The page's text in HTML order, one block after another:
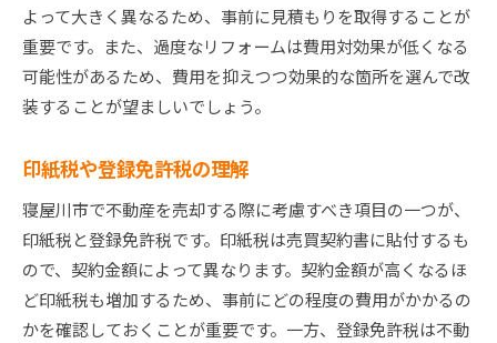
よって大きく異なるため、事前に見積もりを取得することが
重要です。また、過度なリフォームは費用対効果が低くなる
可能性があるため、費用を抑えつつ効果的な箇所を選んで改
装することが望ましいでしょう。
印紙税や登録免許税の理解
寝屋川市で不動産を売却する際に考慮すべき項目の一つが、
印紙税と登録免許税です。印紙税は売買契約書に貼付するも
ので、契約金額によって異なります。契約金額が高くなるほ
ど印紙税も増加するため、事前にどの程度の費用がかかるの
かを確認しておくことが重要です。一方、登録免許税は不動